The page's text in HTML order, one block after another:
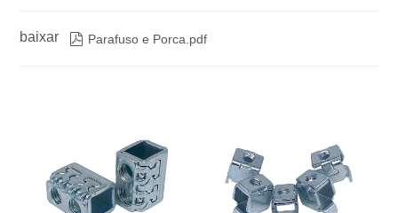
baixar  Parafuso e Porca.pdf